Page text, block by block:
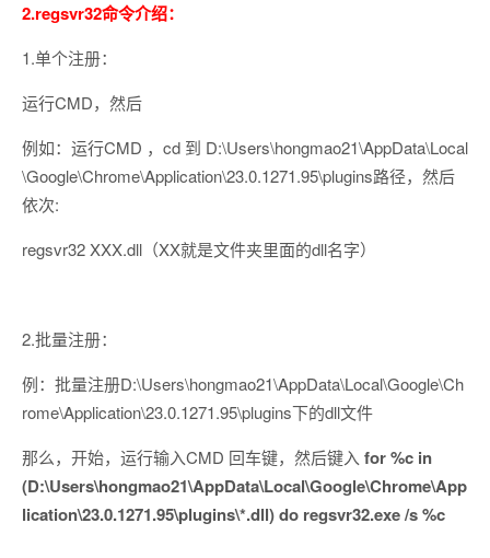
2.regsvr32命令介绍：
1.单个注册：
运行CMD，然后
例如：运行CMD ，cd 到 D:\Users\hongmao21\AppData\Local
\Google\Chrome\Application\23.0.1271.95\plugins路径，然后
依次:
regsvr32 XXX.dll（XX就是文件夹里面的dll名字）
2.批量注册：
例：批量注册D:\Users\hongmao21\AppData\Local\Google\Ch
rome\Application\23.0.1271.95\plugins下的dll文件
那么，开始，运行输入CMD 回车键，然后键入 for %c in
(D:\Users\hongmao21\AppData\Local\Google\Chrome\App
lication\23.0.1271.95\plugins\*.dll) do regsvr32.exe /s %c